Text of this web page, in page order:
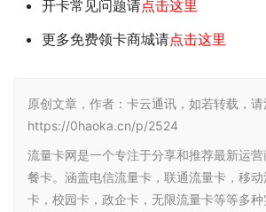
开卡常见问题请点击这里
更多免费领卡商城请点击这里
原创文章，作者：卡云通讯，如若转载，请
https://0haoka.cn/p/2524
流量卡网是一个专注于分享和推荐最新运
餐卡。涵盖电信流量卡，联通流量卡，移
卡，校园卡，政企卡，无限流量卡等等多